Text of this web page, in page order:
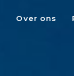
Over ons